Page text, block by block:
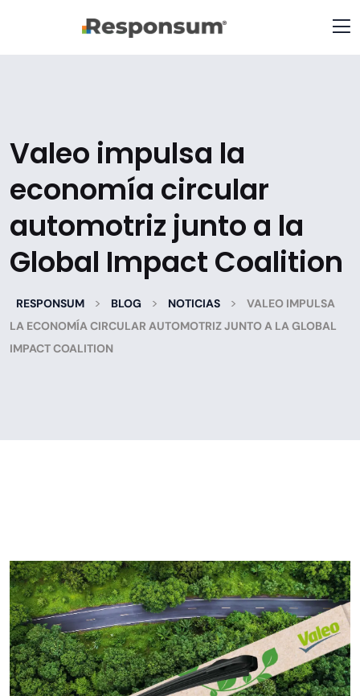
Valeo impulsa la
economía circular
automotriz junto a la
Global Impact Coalition
RESPONSUM > BLOG > NOTICIAS >
VALEO IMPULSA
LA ECONOMÍA CIRCULAR AUTOMOTRIZ JUNTO A LA GLOBAL
IMPACT COALITION